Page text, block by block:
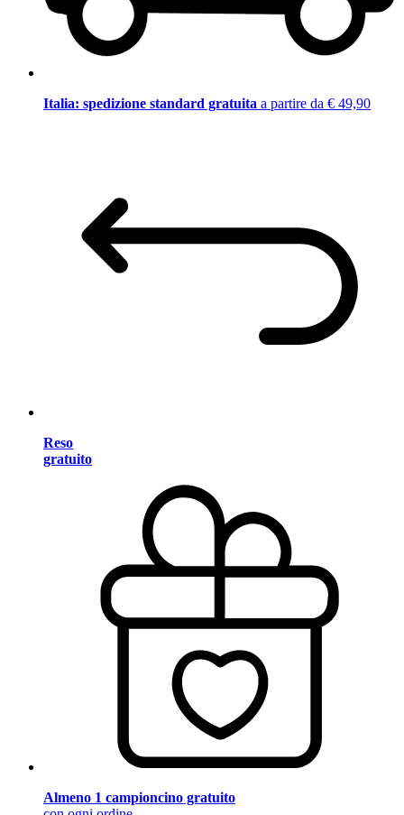
Italia: spedizione standard gratuita a partire da € 49,90
Reso
gratuito
Almeno 1 campioncino gratuito